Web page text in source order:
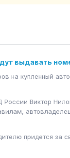
выдавать
на купленный
Виктор
придется за